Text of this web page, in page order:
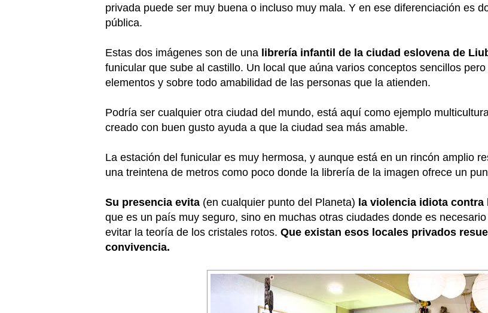
privada puede ser muy buena o incluso muy mala. Y en ese diferenciación es
pública.
Estas dos imágenes son de una librería infantil de la ciudad eslovena de
funicular que sube al castillo. Un local que aúna varios conceptos sencillos
elementos y sobre todo amabilidad de las personas que la atienden.
Podría ser cualquier otra ciudad del mundo, está aquí como ejemplo
creado con buen gusto ayuda a que la ciudad sea más amable.
La estación del funicular es muy hermosa, y aunque está en un rincón amplio
una treintena de metros como poco donde la librería de la imagen ofrece un
Su presencia evita (en cualquier punto del Planeta) la violencia idiota
que es un país muy seguro, sino en muchas otras ciudades donde es
evitar la teoría de los cristales rotos. Que existan esos locales privados
convivencia.